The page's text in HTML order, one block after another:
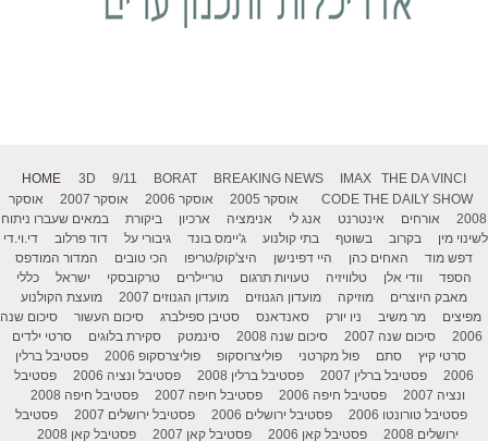
HOME 3D 9/11 BORAT BREAKING NEWS IMAX
THE DA VINCI
CODE THE DAILY SHOW אוסקר 2005 אוסקר 2006 אוסקר 2007
אוסקר
2008
אורחים אינטרנט אנג לי אנימציה ארכיון ביקורת
במאים שעברו ניתוח
לשינוי מין
בקרוב בשוטף בתי קולנוע ג'יימס בונד גיבורי על דוד פרלוב
די.וי.די
דפש מוד
האחים כהן היי דפינישן היצ'קוק/טריפו הכי טובים
המדור המודפס
הספד
וודי אלן טלוויזיה טעויות תרגום טריילרים טרקובסקי ישראל
כללי
מאבק היוצרים
מוזיקה מועדון הגנוזים מועדון הגנוזים 2007
מועצת הקולנוע
מפיצים
מר משיב ניו יורק סאנדאנס סטיבן ספילברג סיכום העשור
סיכום שנה
2006
סיכום שנה 2007 סיכום שנה 2008 סינמטק סקירת בלוגים
סרטי ילדים
סרטי קיץ
סתם פול מקרטני פוליצרוסקופ פוליצרסקופ 2006
פסטיבל ברלין
2006
פסטיבל ברלין 2007 פסטיבל ברלין 2008 פסטיבל ונציה 2006
פסטיבל
ונציה 2007
פסטיבל חיפה 2006 פסטיבל חיפה 2007
פסטיבל חיפה 2008
פסטיבל טורונטו 2006
פסטיבל ירושלים 2006 פסטיבל ירושלים 2007
פסטיבל
ירושלים 2008
פסטיבל קאן 2006 פסטיבל קאן 2007 פסטיבל קאן 2008